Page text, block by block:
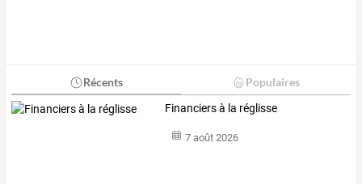
Récents Populaires
Financiers à la réglisse
7 août 2026